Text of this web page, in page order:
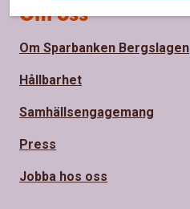
Om oss
Om Sparbanken Bergslagen
Hållbarhet
Samhällsengagemang
Press
Jobba hos oss